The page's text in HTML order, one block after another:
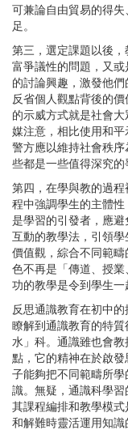
可兼論自由貿易的得
足。
第三，選定課題以後
富爭議性的問題，又
的討論興趣，激發他
反省個人觀點背後的
的示威方式就是社會
媒注意，相比使用和
警方應以維持社會秩
些都是一些值得深究的
第四，在學與教的過
程中強調學生的主體
是學習的引發者，應
互動的教學法，引領
價值觀，綜合不同範
色不再是「傳道、授
功的教學是令到學生一
反思通識教育在初中的
瞭解到通識教育的特
水」科。通識雖也會
點，它的精神在於啟
子能夠把不同範疇所
識。無疑，通識科學
其課程編排和教學模
和解難時靈活運用知